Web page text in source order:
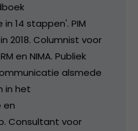
14 stappen'. PIM
2018. Columnist voor
en NIMA. Publiek
alsmede
in het
en
Consultant voor